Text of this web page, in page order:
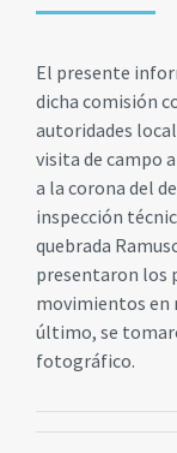
El presente
dicha comisión
autoridades
visita de campo
a la corona del
inspección
quebrada
presentaron los
movimientos en
último, se
fotográfico.